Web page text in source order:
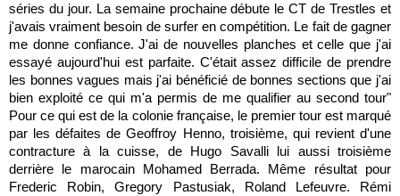
séries du jour. La semaine prochaine débute le CT de Trestles et
j'avais vraiment besoin de surfer en compétition. Le fait de gagner
me donne confiance. J'ai de nouvelles planches et celle que j'ai
essayé aujourd'hui est parfaite. C'était assez difficile de prendre
les bonnes vagues mais j'ai bénéficié de bonnes sections que j'ai
bien exploité ce qui m'a permis de me qualifier au second tour"
Pour ce qui est de la colonie française, le premier tour est marqué
par les défaites de Geoffroy Henno, troisième, qui revient d'une
contracture à la cuisse, de Hugo Savalli lui aussi troisième
derrière le marocain Mohamed Berrada. Même résultat pour
Frederic Robin, Gregory Pastusiak, Roland Lefeuvre. Rémi